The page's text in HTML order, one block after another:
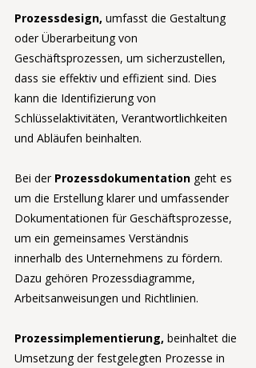
Prozessdesign, umfasst die Gestaltung
oder Überarbeitung von
Geschäftsprozessen, um sicherzustellen,
dass sie effektiv und effizient sind. Dies
kann die Identifizierung von
Schlüsselaktivitäten, Verantwortlichkeiten
und Abläufen beinhalten.
Bei der Prozessdokumentation geht es
um die Erstellung klarer und umfassender
Dokumentationen für Geschäftsprozesse,
um ein gemeinsames Verständnis
innerhalb des Unternehmens zu fördern.
Dazu gehören Prozessdiagramme,
Arbeitsanweisungen und Richtlinien.
Prozessimplementierung, beinhaltet die
Umsetzung der festgelegten Prozesse in